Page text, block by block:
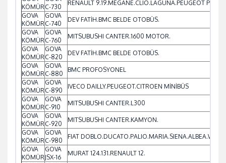
KÖMÜR C-730
RENAULT 9.19.MEGANE.CLIO.LAGUNA.PEUGEOT
GOVA
KÖMÜR
GOVA
C-740
DEV FATİH.BMC BELDE OTOBÜS.
GOVA
KÖMÜR
GOVA
C-760
MITSUBUSHI CANTER.1600 MOTOR.
GOVA
KÖMÜR
GOVA
C-820
DEV FATİH.BMC BELDE OTOBÜS.
GOVA
KÖMÜR
GOVA
C-880
BMC PROFOSYONEL
GOVA
KÖMÜR
GOVA
C-890
IVECO DAILLY.PEUGEOT.CITROEN MİNİBÜS
GOVA
KÖMÜR
GOVA
C-910
MITSUBUSHI CANTER.L300
GOVA
KÖMÜR
GOVA
C-920
MITSUBUSHI CANTER.KAMYON.
GOVA
KÖMÜR
GOVA
C-980
FIAT
GOVA
KÖMÜR
GOVA
JSX-16
MURAT 124.131.RENAULT 12.